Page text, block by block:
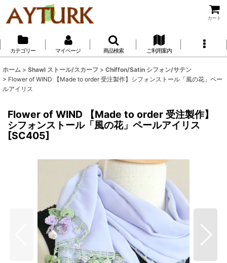
カート
カテゴリー マイページ 商品検索 ご利用案内
ホーム > Shawl ストール/スカーフ > Chiffon/Satin シフォン/サテン
> Flower of WIND 【Made to order 受注製作】シフォンストール「風の花」ペー
ルアイリス
Flower of WIND 【Made to order 受注製作】
シフォンストール「風の花」ペールアイリス
[SC405]